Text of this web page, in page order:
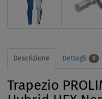
Descrizione Dettagli 0
Trapezio